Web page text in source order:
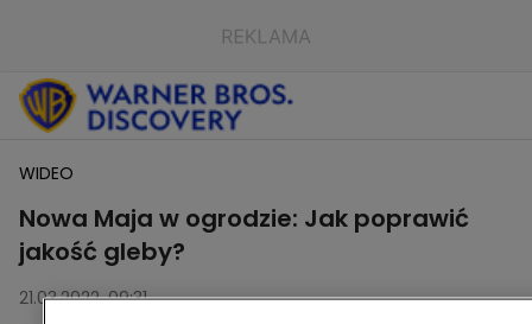
WIDEO
Nowa Maja w ogrodzie: Jak poprawić
jakość gleby?
21.03.2022, 09:31